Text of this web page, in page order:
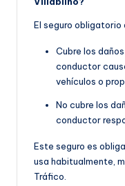
El seguro obligatorio
Cubre los
conductor
vehículos o
No cubre los
conductor
Este seguro es
usa habitualmente,
Tráfico.